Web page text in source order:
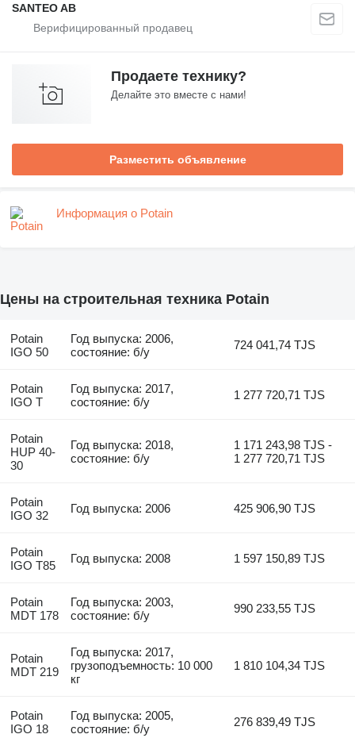
SANTEO AB
Продаете технику?
Делайте это вместе с нами!
Разместить объявление
Информация о Potain
Цены на строительная техника Potain
Potain
IGO 50
Год выпуска: 2006,
состояние: б/у
724 041,74 TJS
Potain
IGO T
Год выпуска: 2017,
состояние: б/у
1 277 720,71 TJS
Potain
HUP 40-
30
Год выпуска: 2018,
состояние: б/у
1 171 243,98 TJS -
1 277 720,71 TJS
Potain
IGO 32
Год выпуска: 2006 425 906,90 TJS
Potain
IGO T85
Год выпуска: 2008 1 597 150,89 TJS
Potain
MDT 178
Год выпуска: 2003,
состояние: б/у
990 233,55 TJS
Potain
MDT 219
Год выпуска: 2017,
грузоподъемность: 10 000
кг
1 810 104,34 TJS
Potain
IGO 18
Год выпуска: 2005,
состояние: б/у
276 839,49 TJS